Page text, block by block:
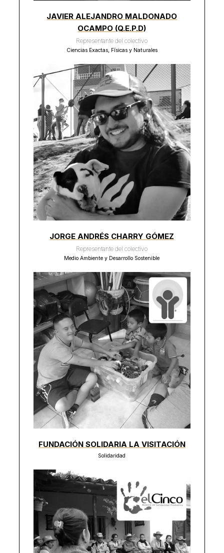
JAVIER ALEJANDRO MALDONADO
OCAMPO (Q.E.P.D)
Representante del colectivo
Ciencias Exactas, Físicas y Naturales
JORGE ANDRÉS CHARRY GÓMEZ
Representante del colectivo
Medio Ambiente y Desarrollo Sostenible
FUNDACIÓN SOLIDARIA LA VISITACIÓN
Solidaridad